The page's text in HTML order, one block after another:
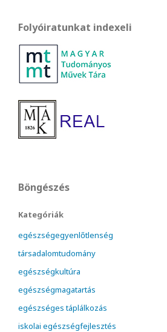
Folyóiratunkat indexeli
Böngészés
Kategóriák
egészségegyenlőtlenség
társadalomtudomány
egészségkultúra
egészségmagatartás
egészséges táplálkozás
iskolai egészségfejlesztés